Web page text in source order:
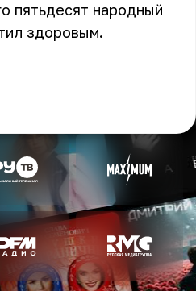
пятьдесят народный
здоровым.